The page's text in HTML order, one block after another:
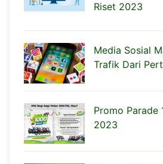
Riset 2023
Media Sosial
Trafik Dari
Promo Parade
2023